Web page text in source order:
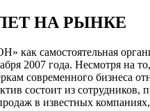
НА РЫНКЕ
как самостоятельная
2007 года. Несмотря на
современного бизнеса
состоит из сотрудников,
в известных компаниях,